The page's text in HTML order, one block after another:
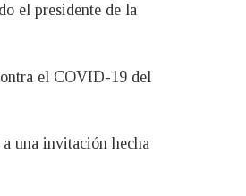
el presidente de la
el COVID-19 del
una invitación hecha